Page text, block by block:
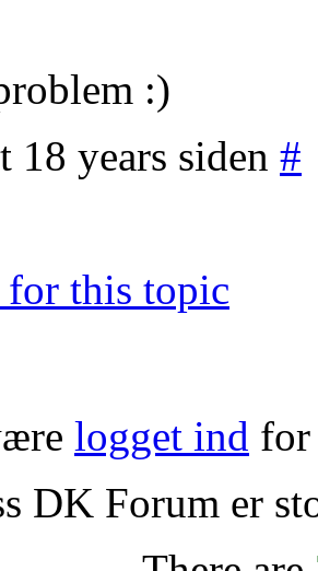
:)
18 years siden #
for this topic
logget ind for
DK Forum er